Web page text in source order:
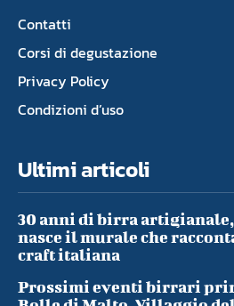
Contatti
Corsi di degustazione
Privacy Policy
Condizioni d’uso
Ultimi articoli
30 anni di birra
nasce il murale che
craft italiana
Prossimi eventi birrari